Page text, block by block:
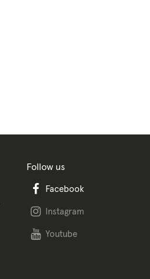
Follow us
Facebook
Instagram
Youtube